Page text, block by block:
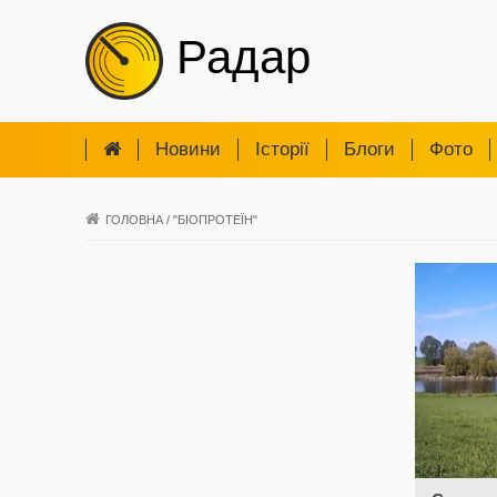
Радар
Новини Iсторії Блоги Фото
ГОЛОВНА / "БІОПРОТЕЇН"